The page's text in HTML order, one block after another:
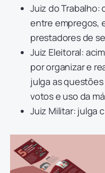
Juiz do Trabalho:
entre empregos,
prestadores de
Juiz Eleitoral:
por organizar e
julga as
votos e uso da
Juiz Militar: julga